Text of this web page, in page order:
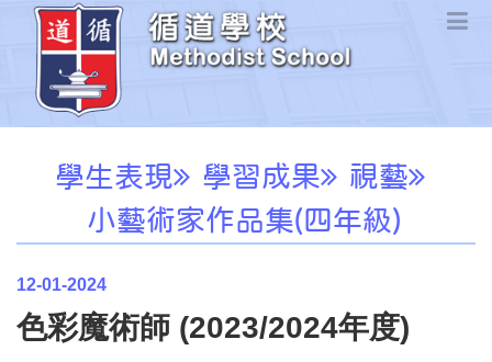
學生表現 學習成果
視藝
小藝術家作品集(四年級)
12-01-2024
色彩魔術師 (2023/2024年度)